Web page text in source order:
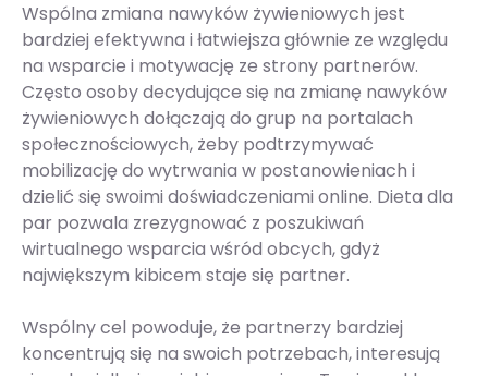
Wspólna zmiana nawyków żywieniowych jest
bardziej efektywna i łatwiejsza głównie ze względu
na wsparcie i motywację ze strony partnerów.
Często osoby decydujące się na zmianę nawyków
żywieniowych dołączają do grup na portalach
społecznościowych, żeby podtrzymywać
mobilizację do wytrwania w postanowieniach i
dzielić się swoimi doświadczeniami online. Dieta dla
par pozwala zrezygnować z poszukiwań
wirtualnego wsparcia wśród obcych, gdyż
największym kibicem staje się partner.
Wspólny cel powoduje, że partnerzy bardziej
koncentrują się na swoich potrzebach, interesują